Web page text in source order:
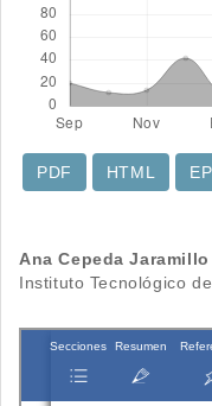
PDF
HTML
Contenido
principal
del
artículo
Ana Cepeda Jaramillo
Instituto Tecnológico